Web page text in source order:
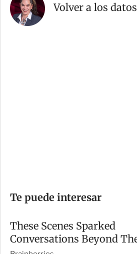
Volver a los datos